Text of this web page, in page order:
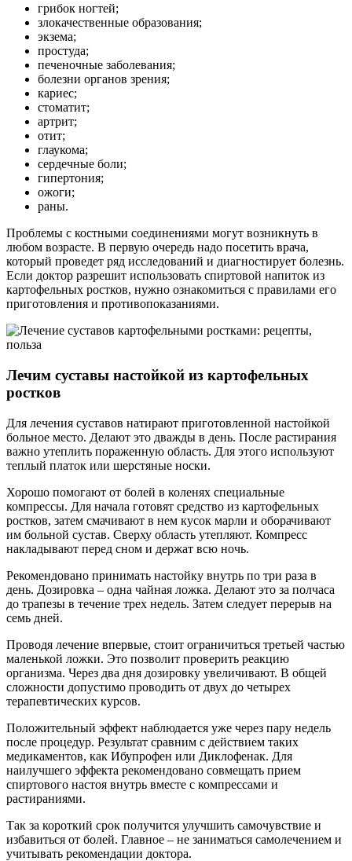
грибок ногтей;
злокачественные образования;
экзема;
простуда;
печеночные заболевания;
болезни органов зрения;
кариес;
стоматит;
артрит;
отит;
глаукома;
сердечные боли;
гипертония;
ожоги;
раны.
Проблемы с костными соединениями могут возникнуть в
любом возрасте. В первую очередь надо посетить врача,
который проведет ряд исследований и диагностирует болезнь.
Если доктор разрешит использовать спиртовой напиток из
картофельных ростков, нужно ознакомиться с правилами его
приготовления и противопоказаниями.
Лечим суставы настойкой из картофельных
ростков
Для лечения суставов натирают приготовленной настойкой
больное место. Делают это дважды в день. После растирания
важно утеплить пораженную область. Для этого используют
теплый платок или шерстяные носки.
Хорошо помогают от болей в коленях специальные
компрессы. Для начала готовят средство из картофельных
ростков, затем смачивают в нем кусок марли и оборачивают
им больной сустав. Сверху область утепляют. Компресс
накладывают перед сном и держат всю ночь.
Рекомендовано принимать настойку внутрь по три раза в
день. Дозировка – одна чайная ложка. Делают это за полчаса
до трапезы в течение трех недель. Затем следует перерыв на
семь дней.
Проводя лечение впервые, стоит ограничиться третьей частью
маленькой ложки. Это позволит проверить реакцию
организма. Через два дня дозировку увеличивают. В общей
сложности допустимо проводить от двух до четырех
терапевтических курсов.
Положительный эффект наблюдается уже через пару недель
после процедур. Результат сравним с действием таких
медикаментов, как Ибупрофен или Диклофенак. Для
наилучшего эффекта рекомендовано совмещать прием
спиртового настоя внутрь вместе с компрессами и
растираниями.
Так за короткий срок получится улучшить самочувствие и
избавиться от болей. Главное – не заниматься самолечением и
учитывать рекомендации доктора.